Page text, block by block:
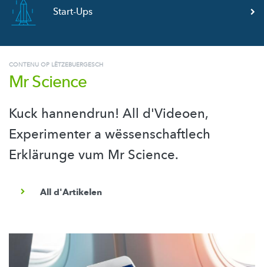
Start-Ups
CONTENU OP LËTZEBUERGESCH
Mr Science
Kuck hannendrun! All d'Videoen,
Experimenter a wëssenschaftlech
Erklärunge vum Mr Science.
All d'Artikelen